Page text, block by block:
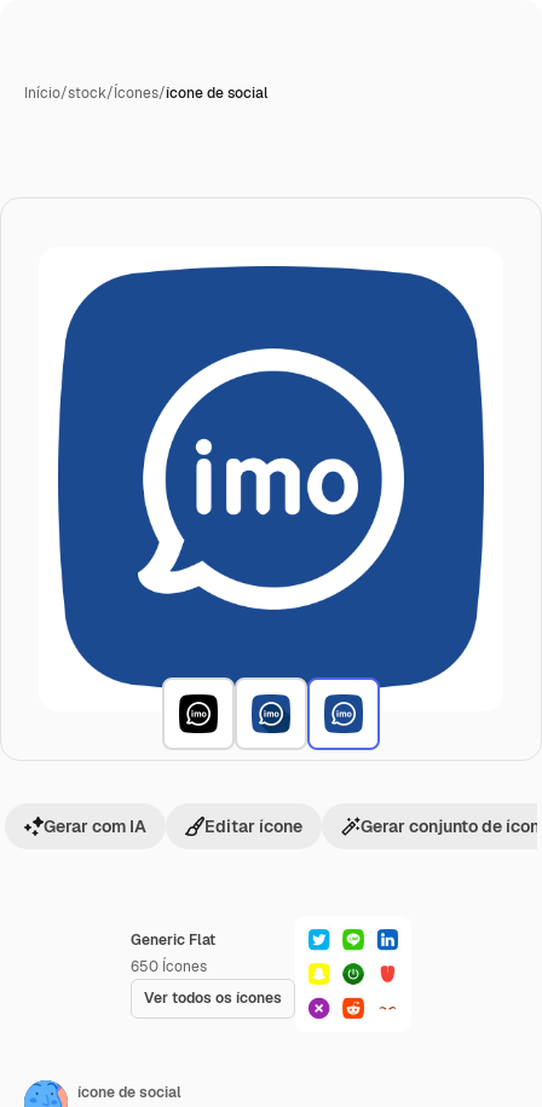
Início/stock/Ícones/ícone de social
Generic Flat
650 Ícones
Ver todos os ícones
Gerar com IA Editar ícone Gerar conjunto de
ícone de social